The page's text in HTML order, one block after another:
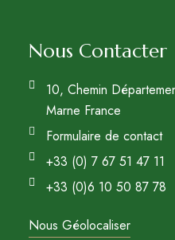
Nous Contacter
10, Chemin
Marne France
Formulaire de contact
+33 (0) 7 67 51 47 11
+33 (0)6 10 50 87 78
Nous Géolocaliser